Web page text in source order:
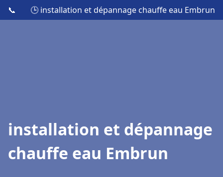
📞 🕒 installation et dépannage chauffe eau Embrun
installation et dépannage
chauffe eau Embrun